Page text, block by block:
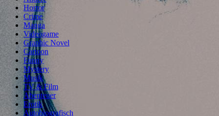
Horror
Crime
Manga
Videogame
Graphic Novel
Cartoon
Funny
Mystery
Musik
TV & Film
Abenteuer
Erotik
Autobiografisch